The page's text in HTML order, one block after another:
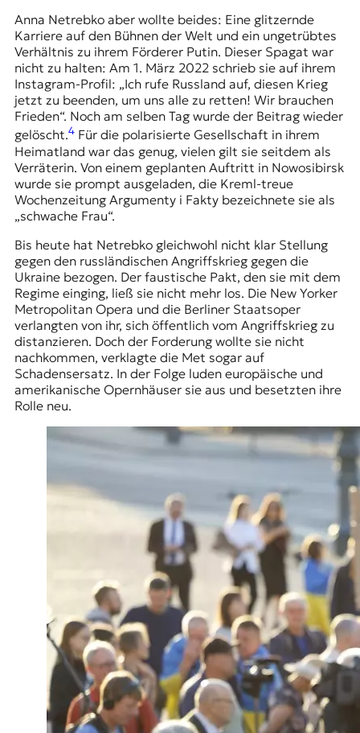
Anna Netrebko aber wollte beides: Eine glitzernde
Karriere auf den Bühnen der Welt und ein ungetrübtes
Verhältnis zu ihrem Förderer Putin. Dieser Spagat war
nicht zu halten: Am 1. März 2022 schrieb sie auf ihrem
Instagram-Profil: „Ich rufe Russland auf, diesen Krieg
jetzt zu beenden, um uns alle zu retten! Wir brauchen
Frieden“. Noch am selben Tag wurde der Beitrag wieder
gelöscht.4Für die polarisierte Gesellschaft in ihrem
Heimatland war das genug, vielen gilt sie seitdem als
Verräterin. Von einem geplanten Auftritt in Nowosibirsk
wurde sie prompt ausgeladen, die Kreml-treue
Wochenzeitung Argumenty i Fakty bezeichnete sie als
„schwache Frau“.
Bis heute hat Netrebko gleichwohl nicht klar Stellung
gegen den russländischen Angriffskrieg gegen die
Ukraine bezogen. Der faustische Pakt, den sie mit dem
Regime einging, ließ sie nicht mehr los. Die New Yorker
Metropolitan Opera und die Berliner Staatsoper
verlangten von ihr, sich öffentlich vom Angriffskrieg zu
distanzieren. Doch der Forderung wollte sie nicht
nachkommen, verklagte die Met sogar auf
Schadensersatz. In der Folge luden europäische und
amerikanische Opernhäuser sie aus und besetzten ihre
Rolle neu.